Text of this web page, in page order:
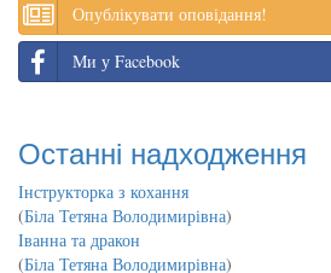
Опублікувати оповідання!
Ми у Facebook
Останні надходження
Інструкторка з кохання
(Біла Тетяна Володимирівна)
Іванна та дракон
(Біла Тетяна Володимирівна)